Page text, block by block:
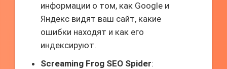
информации о том, как Google и
Яндекс видят ваш сайт, какие
ошибки находят и как его
индексируют.
Screaming Frog SEO Spider: